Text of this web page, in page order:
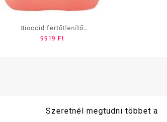
Bioccid fertőtlenítő
felmosószer, 5 l
9919 Ft
Szeretnél megtudni többet a